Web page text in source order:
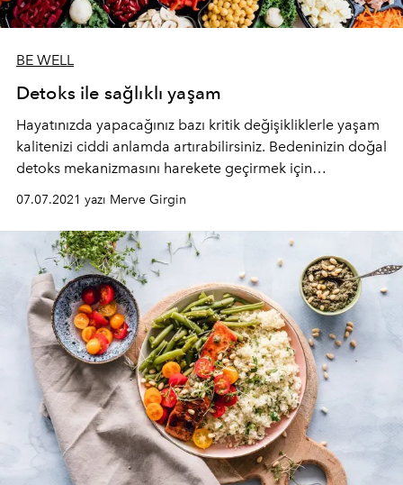
BE WELL
Detoks ile sağlıklı yaşam
Hayatınızda yapacağınız bazı kritik değişikliklerle yaşam
kalitenizi ciddi anlamda artırabilirsiniz. Bedeninizin doğal
detoks mekanizmasını harekete geçirmek için
07.07.2021 yazı Merve Girgin